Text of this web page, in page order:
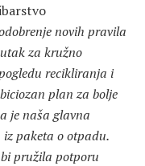
novih pravila
za kružno
recikliranja i
plan za bolje
je naša glavna
paketa o otpadu.
pružila potporu